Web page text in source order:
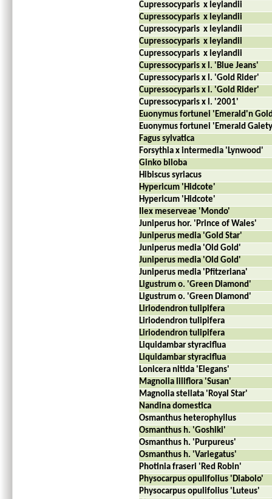
Cupressocyparis x leylandii
Cupressocyparis x leylandii
Cupressocyparis x leylandii
Cupressocyparis x leylandii
Cupressocyparis x leylandii
Cupressocyparis x l. 'Blue Jeans'
Cupressocyparis x l. 'Gold Rider'
Cupressocyparis x l. 'Gold Rider'
Cupressocyparis x l. '2001'
Euonymus fortunei 'Emerald'n
Euonymus fortunei 'Emerald
Fagus sylvatica
Forsythia x intermedia 'Lynwood'
Ginko biloba
Hibiscus syriacus
Hypericum 'Hidcote'
Hypericum 'Hidcote'
Ilex meserveae 'Mondo'
Juniperus hor. 'Prince of Wales'
Juniperus media 'Gold Star'
Juniperus media 'Old Gold'
Juniperus media 'Old Gold'
Juniperus media 'Pfitzeriana'
Ligustrum o. 'Green Diamond'
Ligustrum o. 'Green Diamond'
Liriodendron tulipifera
Liriodendron tulipifera
Liriodendron tulipifera
Liquidambar styraciflua
Liquidambar styraciflua
Lonicera nitida 'Elegans'
Magnolia liliflora 'Susan'
Magnolia stellata 'Royal Star'
Nandina domestica
Osmanthus heterophyllus
Osmanthus h. 'Goshiki'
Osmanthus h. 'Purpureus'
Osmanthus h. 'Variegatus'
Photinia fraseri 'Red Robin'
Physocarpus opulifolius 'Diabolo'
Physocarpus opulifolius 'Luteus'